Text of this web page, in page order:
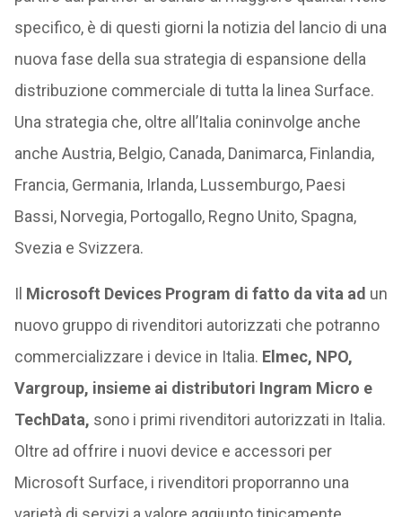
specifico, è di questi giorni la notizia del lancio di una
nuova fase della sua strategia di espansione della
distribuzione commerciale di tutta la linea Surface.
Una strategia che, oltre all’Italia coninvolge anche
anche Austria, Belgio, Canada, Danimarca, Finlandia,
Francia, Germania, Irlanda, Lussemburgo, Paesi
Bassi, Norvegia, Portogallo, Regno Unito, Spagna,
Svezia e Svizzera.
Il Microsoft Devices Program di fatto da vita ad un
nuovo gruppo di rivenditori autorizzati che potranno
commercializzare i device in Italia. Elmec, NPO,
Vargroup, insieme ai distributori Ingram Micro e
TechData, sono i primi rivenditori autorizzati in Italia.
Oltre ad offrire i nuovi device e accessori per
Microsoft Surface, i rivenditori proporranno una